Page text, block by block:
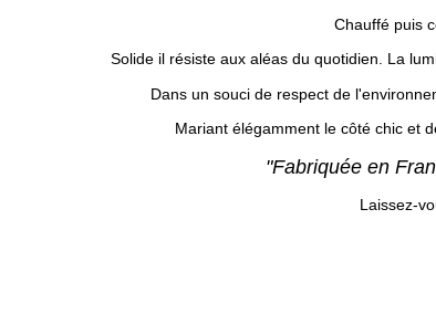
Chauffé puis
Solide il résiste aux aléas du quotidien. La
Dans un souci de respect de
Mariant élégamment le côté chic et
"Fabriquée en
Laissez-